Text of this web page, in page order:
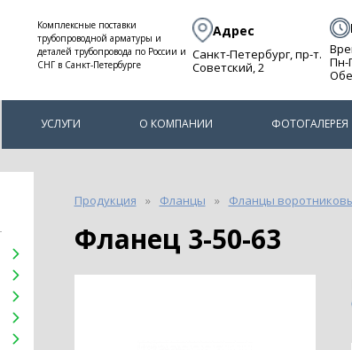
Комплексные поставки
трубопроводной арматуры и
деталей трубопровода по России и
СНГ в Санкт-Петербурге
Адрес
Санкт-Петербург, пр-т.
Советский, 2
Пн-
УСЛУГИ О КОМПАНИИ ФОТОГАЛЕРЕЯ
Продукция Фланцы Фланцы
Фланец 3-50-63